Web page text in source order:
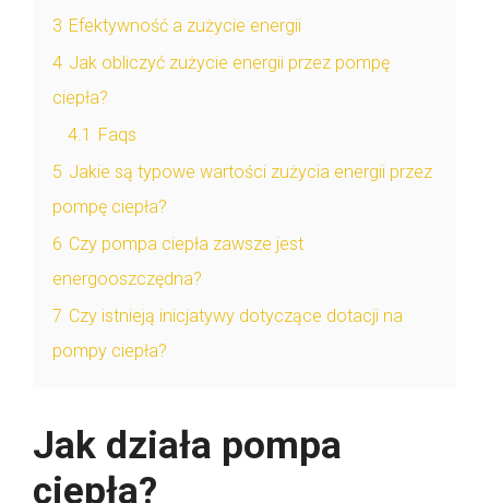
3 Efektywność a zużycie energii
4 Jak obliczyć zużycie energii przez pompę
ciepła?
4.1 Faqs
5 Jakie są typowe wartości zużycia energii przez
pompę ciepła?
6 Czy pompa ciepła zawsze jest
energooszczędna?
7 Czy istnieją inicjatywy dotyczące dotacji na
pompy ciepła?
Jak działa pompa
ciepła?